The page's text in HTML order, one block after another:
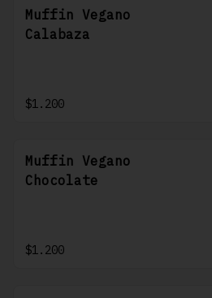
Muffin Vegano
Calabaza
$1.200
Muffin Vegano
Chocolate
$1.200